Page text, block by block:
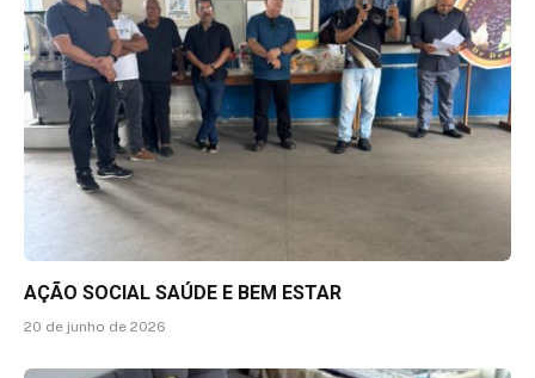
AÇÃO SOCIAL SAÚDE E BEM ESTAR
20 de junho de 2026